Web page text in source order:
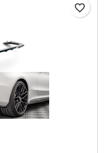
favorite_border